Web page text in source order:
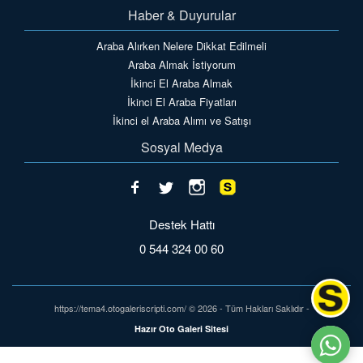
Haber & Duyurular
Araba Alırken Nelere Dikkat Edilmeli
Araba Almak İstiyorum
İkinci El Araba Almak
İkinci El Araba Fiyatları
İkinci el Araba Alımı ve Satışı
Sosyal Medya
Destek Hattı
0 544 324 00 60
https://tema4.otogaleriscripti.com/ © 2026 - Tüm Hakları Saklıdır -
Hazır Oto Galeri Sitesi